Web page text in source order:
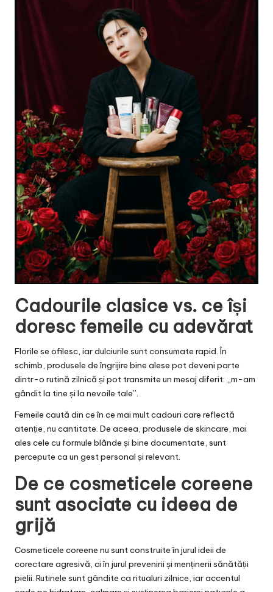
Cadourile clasice vs. ce își
doresc femeile cu adevărat
Florile se ofilesc, iar dulciurile sunt consumate rapid. În
schimb, produsele de îngrijire bine alese pot deveni parte
dintr-o rutină zilnică și pot transmite un mesaj diferit: „m-am
gândit la tine și la nevoile tale”.
Femeile caută din ce în ce mai mult cadouri care reflectă
atenție, nu cantitate. De aceea, produsele de skincare, mai
ales cele cu formule blânde și bine documentate, sunt
percepute ca un gest personal și relevant.
De ce cosmeticele coreene
sunt asociate cu ideea de
grijă
Cosmeticele coreene nu sunt construite în jurul ideii de
corectare agresivă, ci în jurul prevenirii și menținerii sănătății
pielii. Rutinele sunt gândite ca ritualuri zilnice, iar accentul